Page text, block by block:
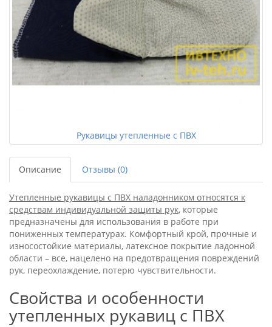
Рукавицы утепленные с ПВХ
Описание Отзывы (0)
Утепленные рукавицы с ПВХ наладонником относятся к
средствам индивидуальной защиты рук, которые
предназначены для использования в работе при
пониженных температурах. Комфортный крой, прочные и
износостойкие материалы, латексное покрытие ладонной
области – все, нацелено на предотвращения повреждений
рук, переохлаждение, потерю чувствительности.
Свойства и особенности
утепленных рукавиц с ПВХ